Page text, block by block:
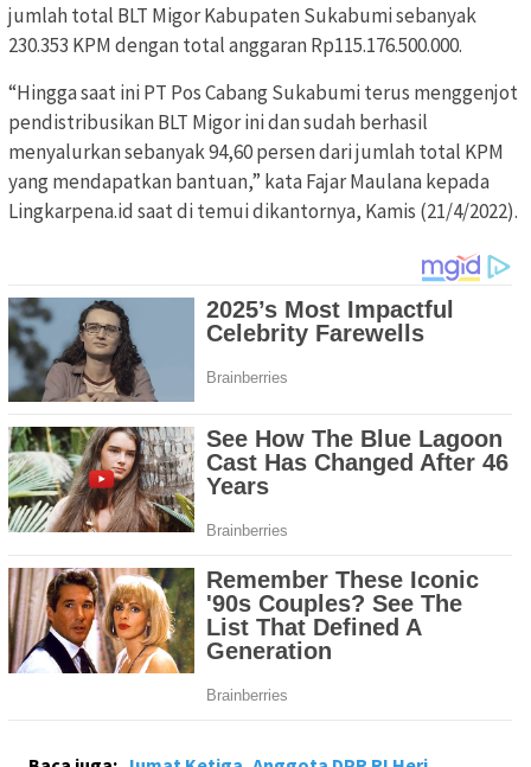
jumlah total BLT Migor Kabupaten Sukabumi sebanyak
230.353 KPM dengan total anggaran Rp115.176.500.000.
“Hingga saat ini PT Pos Cabang Sukabumi terus menggenjot
pendistribusikan BLT Migor ini dan sudah berhasil
menyalurkan sebanyak 94,60 persen dari jumlah total KPM
yang mendapatkan bantuan,” kata Fajar Maulana kepada
Lingkarpena.id saat di temui dikantornya, Kamis (21/4/2022).